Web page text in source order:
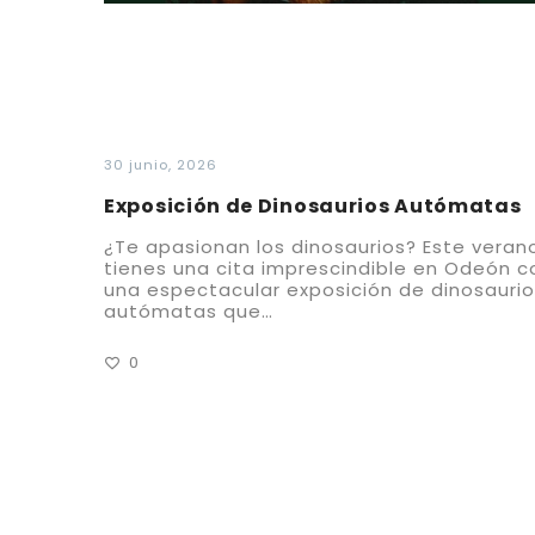
30 junio, 2026
Exposición de Dinosaurios Autómatas
¿Te apasionan los dinosaurios? Este
tienes una cita imprescindible en Odeón
una espectacular exposición de
autómatas que…
0